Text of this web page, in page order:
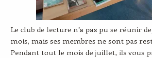
Le club de lecture n’a pas pu se réunir
mois, mais ses membres ne sont pas
Pendant tout le mois de juillet, ils vous